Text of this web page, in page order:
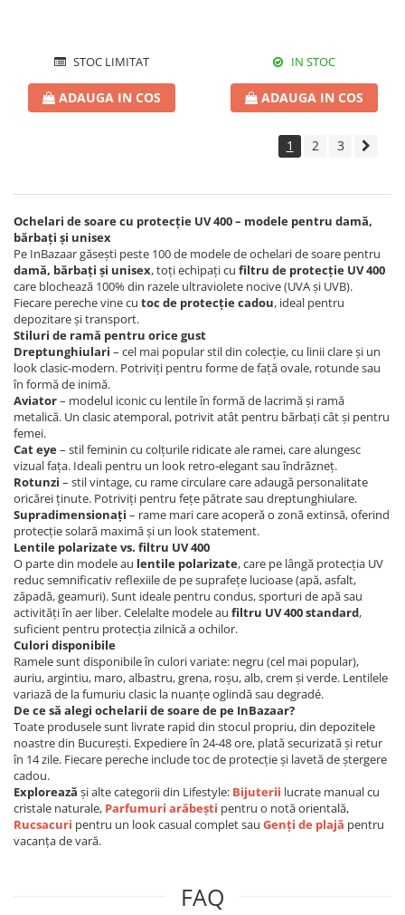
STOC LIMITAT
ADAUGA IN COS
IN STOC
ADAUGA IN COS
1 2 3
Ochelari de soare cu protecție UV 400 – modele pentru damă,
bărbați și unisex
Pe InBazaar găsești peste 100 de modele de ochelari de soare pentru
damă, bărbați și unisex, toți echipați cu filtru de protecție UV 400
care blochează 100% din razele ultraviolete nocive (UVA și UVB).
Fiecare pereche vine cu toc de protecție cadou, ideal pentru
depozitare și transport.
Stiluri de ramă pentru orice gust
Dreptunghiulari – cel mai popular stil din colecție, cu linii clare și un
look clasic-modern. Potriviți pentru forme de față ovale, rotunde sau
în formă de inimă.
Aviator– modelul iconic cu lentile în formă de lacrimă și ramă
metalică. Un clasic atemporal, potrivit atât pentru bărbați cât și pentru
femei.
Cat eye– stil feminin cu colțurile ridicate ale ramei, care alungesc
vizual fața. Ideali pentru un look retro-elegant sau îndrăzneț.
Rotunzi – stil vintage, cu rame circulare care adaugă personalitate
oricărei ținute. Potriviți pentru fețe pătrate sau dreptunghiulare.
Supradimensionați – rame mari care acoperă o zonă extinsă, oferind
protecție solară maximă și un look statement.
Lentile polarizate vs. filtru UV 400
O parte din modele au lentile polarizate, care pe lângă protecția UV
reduc semnificativ reflexiile de pe suprafețe lucioase (apă, asfalt,
zăpadă, geamuri). Sunt ideale pentru condus, sporturi de apă sau
activități în aer liber. Celelalte modele au filtru UV 400 standard,
suficient pentru protecția zilnică a ochilor.
Culori disponibile
Ramele sunt disponibile în culori variate: negru (cel mai popular),
auriu, argintiu, maro, albastru, grena, roșu, alb, crem și verde. Lentilele
variază de la fumuriu clasic la nuanțe oglindă sau degradé.
De ce să alegi ochelarii de soare de pe InBazaar?
Toate produsele sunt livrate rapid din stocul propriu, din depozitele
noastre din București. Expediere în 24-48 ore, plată securizată și retur
în 14 zile. Fiecare pereche include toc de protecție și lavetă de ștergere
cadou.
Explorează și alte categorii din Lifestyle: Bijuterii lucrate manual cu
cristale naturale, Parfumuri arăbești pentru o notă orientală,
Rucsacuri pentru un look casual complet sau Genți de plajă pentru
vacanța de vară.
FAQ